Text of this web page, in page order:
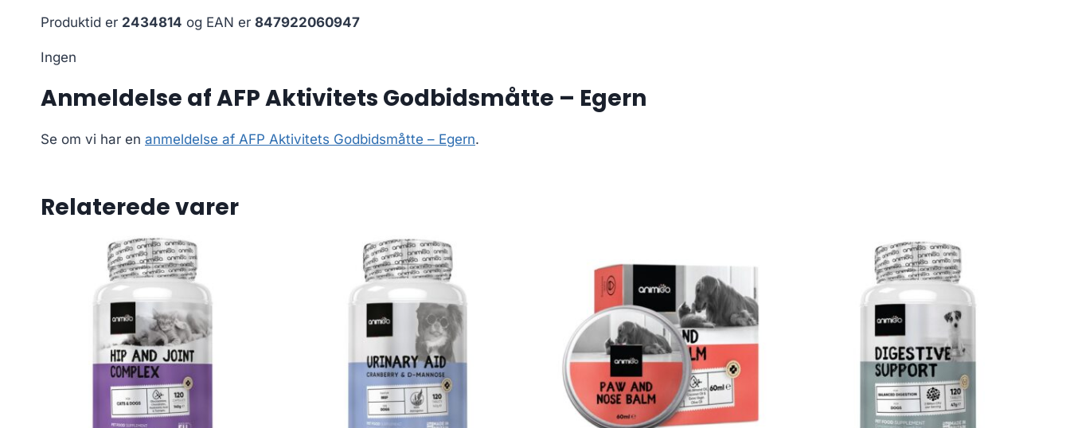
Produktid er 2434814 og EAN er 847922060947
Ingen
Anmeldelse af AFP Aktivitets Godbidsmåtte – Egern
Se om vi har en anmeldelse af AFP Aktivitets Godbidsmåtte – Egern.
Relaterede varer